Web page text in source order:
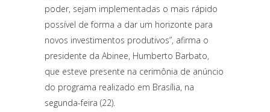
poder, sejam implementadas o mais rápido
possível de forma a dar um horizonte para
novos investimentos produtivos”, afirma o
presidente da Abinee, Humberto Barbato,
que esteve presente na cerimônia de anúncio
do programa realizado em Brasília, na
segunda-feira (22).